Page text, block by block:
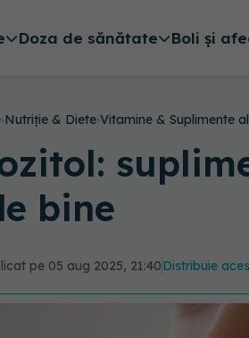
Doza de sănătate Boli și
›Nutriție & Diete›Vitamine & Suplimente
bine
pe 05 aug 2025, 21:40Distribuie